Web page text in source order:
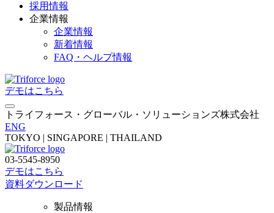
採用情報
企業情報
企業情報
新着情報
FAQ・ヘルプ情報
デモはこちら
トライフォース・グローバル・ソリューションズ株式会社
ENG
TOKYO | SINGAPORE | THAILAND
03-5545-8950
デモはこちら
資料ダウンロード
製品情報